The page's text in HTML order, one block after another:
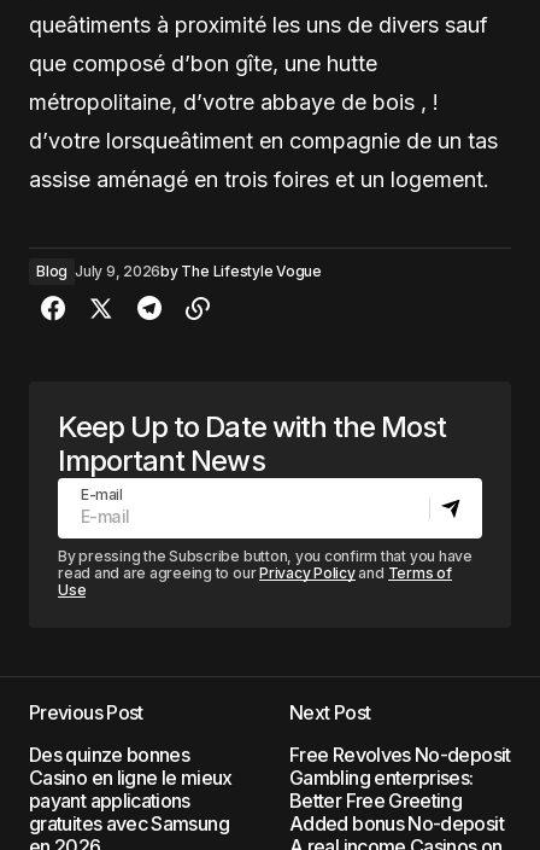
queâtiments à proximité les uns de divers sauf
que composé d’bon gîte, une hutte
métropolitaine, d’votre abbaye de bois , !
d’votre lorsqueâtiment en compagnie de un tas
assise aménagé en trois foires et un logement.
Blog July 9, 2026by The Lifestyle Vogue
Keep Up to Date with the Most
Important News
E-mail
By pressing the Subscribe button, you confirm that you have
read and are agreeing to ourPrivacy Policyand Terms of
Use
Previous Post
Des quinze bonnes
Casino en ligne le mieux
payant applications
gratuites avec Samsung
Next Post
Free Revolves No-deposit
Gambling enterprises:
Better Free Greeting
Added bonus No-deposit